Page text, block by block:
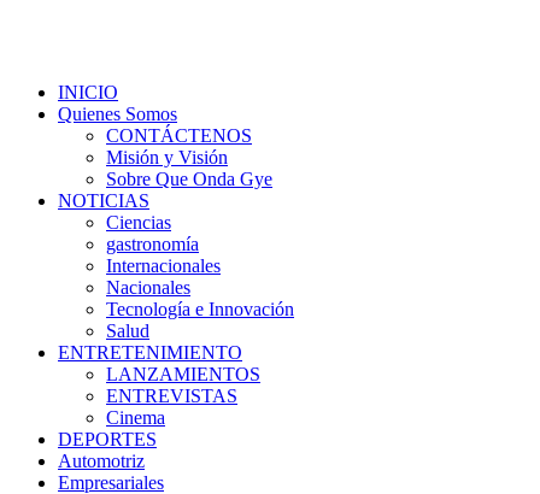
INICIO
Quienes Somos
CONTÁCTENOS
Misión y Visión
Sobre Que Onda Gye
NOTICIAS
Ciencias
gastronomía
Internacionales
Nacionales
Tecnología e Innovación
Salud
ENTRETENIMIENTO
LANZAMIENTOS
ENTREVISTAS
Cinema
DEPORTES
Automotriz
Empresariales